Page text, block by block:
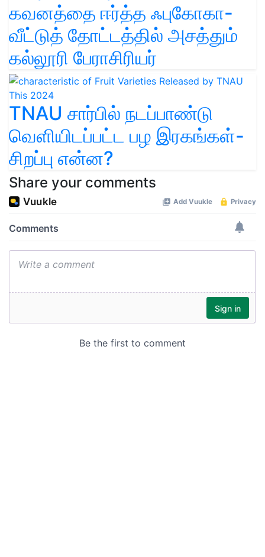
கவனத்தை ஈர்த்த ஃபுகோகா-
வீட்டுத் தோட்டத்தில் அசத்தும்
கல்லூரி பேராசிரியர்
TNAU சார்பில் நடப்பாண்டு
வெளியிடப்பட்ட பழ இரகங்கள்-
சிறப்பு என்ன?
Share your comments